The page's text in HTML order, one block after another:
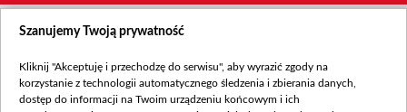
Szanujemy Twoją prywatność
Kliknij "Akceptuję i przechodzę do serwisu", aby wyrazić zgody na
korzystanie z technologii automatycznego śledzenia i zbierania danych,
dostęp do informacji na Twoim urządzeniu końcowym i ich